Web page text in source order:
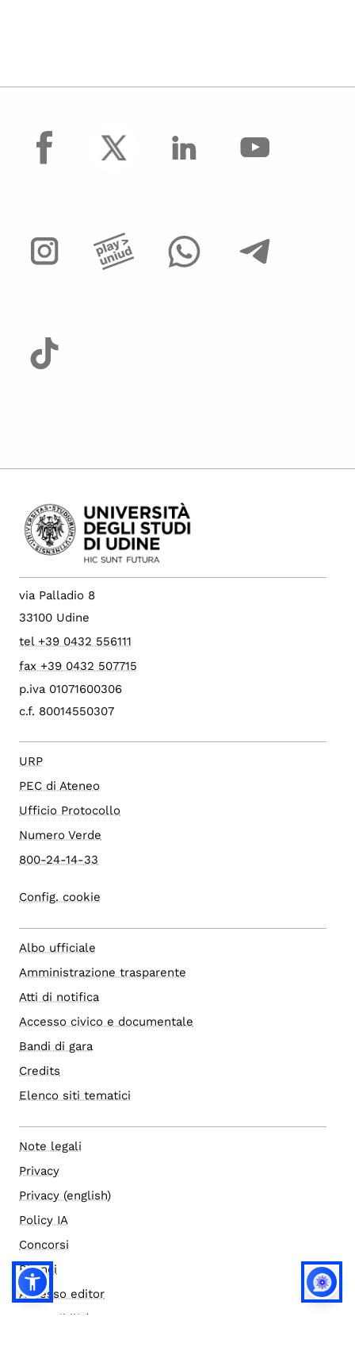
facebook
via Palladio 8
33100 Udine
tel +39 0432 556111
fax +39 0432 507715
p.iva 01071600306
c.f. 80014550307
URP
PEC di Ateneo
Ufficio Protocollo
Numero Verde
800-24-14-33
Config. cookie
Albo ufficiale
Amministrazione trasparente
Atti di notifica
Accesso civico e documentale
Bandi di gara
Credits
Elenco siti tematici
Note legali
Privacy
Privacy (english)
Policy IA
Concorsi
Bilanci
Accesso editor
Accessibilità